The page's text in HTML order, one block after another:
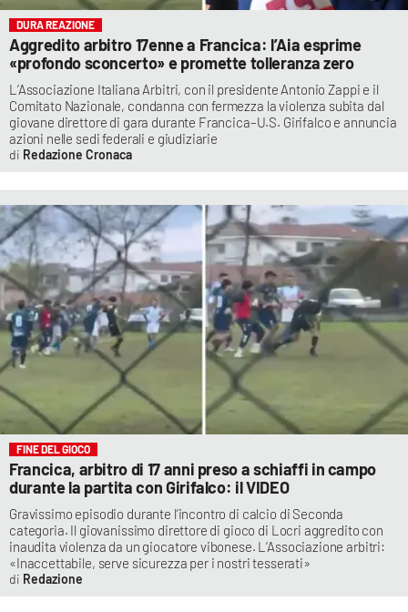
DURA REAZIONE
Aggredito arbitro 17enne a Francica: l’Aia esprime
«profondo sconcerto» e promette tolleranza zero
L’Associazione Italiana Arbitri, con il presidente Antonio Zappi e il
Comitato Nazionale, condanna con fermezza la violenza subita dal
giovane direttore di gara durante Francica–U.S. Girifalco e annuncia
azioni nelle sedi federali e giudiziarie
Redazione Cronaca
FINE DEL GIOCO
Francica, arbitro di 17 anni preso a schiaffi in campo
durante la partita con Girifalco: il VIDEO
Gravissimo episodio durante l’incontro di calcio di Seconda
categoria. Il giovanissimo direttore di gioco di Locri aggredito con
inaudita violenza da un giocatore vibonese. L’Associazione arbitri:
«Inaccettabile, serve sicurezza per i nostri tesserati»
Redazione